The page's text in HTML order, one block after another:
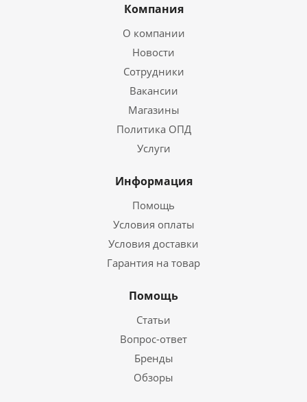
Компания
О компании
Новости
Сотрудники
Вакансии
Магазины
Политика ОПД
Услуги
Информация
Помощь
Условия оплаты
Условия доставки
Гарантия на товар
Помощь
Статьи
Вопрос-ответ
Бренды
Обзоры